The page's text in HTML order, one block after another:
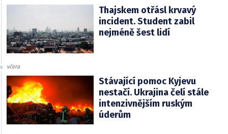
Thajskem otřásl krvavý
incident. Student zabil
nejméně šest lidí
včera
Stávající pomoc Kyjevu
nestačí. Ukrajina čelí stále
intenzivnějším ruským
úderům